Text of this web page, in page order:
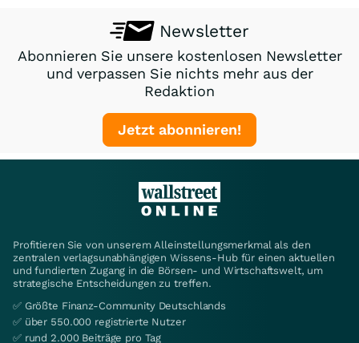
Newsletter
Abonnieren Sie unsere kostenlosen Newsletter
und verpassen Sie nichts mehr aus der
Redaktion
Jetzt abonnieren!
Profitieren Sie von unserem Alleinstellungsmerkmal als den
zentralen verlagsunabhängigen Wissens-Hub für einen aktuellen
und fundierten Zugang in die Börsen- und Wirtschaftswelt, um
strategische Entscheidungen zu treffen.
✅ Größte Finanz-Community Deutschlands
✅ über 550.000 registrierte Nutzer
✅ rund 2.000 Beiträge pro Tag